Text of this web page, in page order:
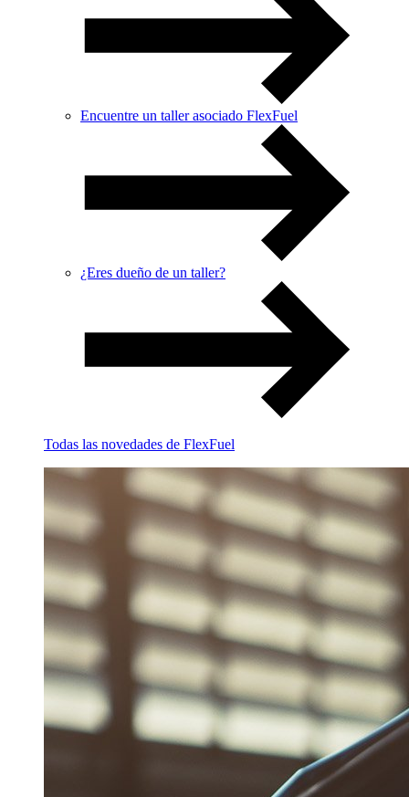
Encuentre un taller asociado FlexFuel
¿Eres dueño de un taller?
Todas las novedades de FlexFuel